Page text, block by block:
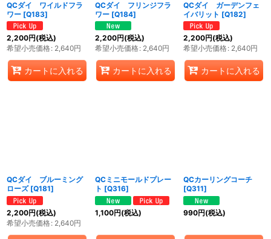
QCダイ ワイルドフラ
ワー [Q183]
2,200円(税込)
希望小売価格: 2,640円
カートに入れる
QCダイ フリンジフラ
ワー [Q184]
2,200円(税込)
希望小売価格: 2,640円
カートに入れる
QCダイ ガーデンフェ
イバリット [Q182]
2,200円(税込)
希望小売価格: 2,640円
カートに入れる
QCダイ ブルーミング
ローズ [Q181]
2,200円(税込)
希望小売価格: 2,640円
QCミニモールドプレー
ト [Q316]
1,100円(税込)
QCカーリングコーチ
[Q311]
990円(税込)